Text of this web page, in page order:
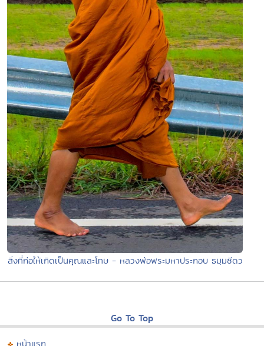
สิ่งที่ก่อให้เกิดเป็นคุณและโทษ - หลวงพ่อพระมหาประกอบ ธมฺมชีดว
Go To Top
หน้าแรก